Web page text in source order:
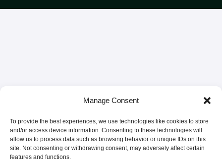
Manage Consent
To provide the best experiences, we use technologies like cookies to store
and/or access device information. Consenting to these technologies will
allow us to process data such as browsing behavior or unique IDs on this
site. Not consenting or withdrawing consent, may adversely affect certain
features and functions.